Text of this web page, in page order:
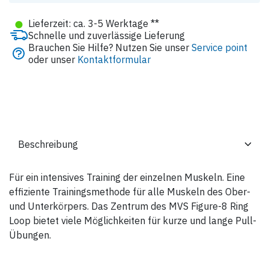
● Lieferzeit: ca. 3-5 Werktage **
Schnelle und zuverlässige Lieferung
Brauchen Sie Hilfe? Nutzen Sie unser Service point
oder unser Kontaktformular
Für ein intensives Training der einzelnen Muskeln. Eine
effiziente Trainingsmethode für alle Muskeln des Ober-
und Unterkörpers. Das Zentrum des MVS Figure-8 Ring
Loop bietet viele Möglichkeiten für kurze und lange Pull-
Übungen.